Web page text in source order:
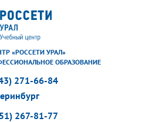
«РОССЕТИ УРАЛ»
ОБРАЗОВАНИЕ
271-66-84
267-81-77